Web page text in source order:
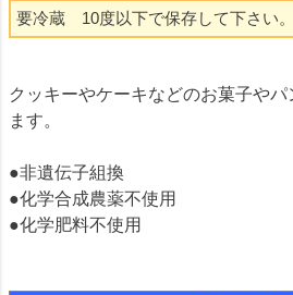
要冷蔵 10度以下で保存して下さい。
クッキーやケーキなどのお菓子や
ます。
●非遺伝子組換
●化学合成農薬不使用
●化学肥料不使用